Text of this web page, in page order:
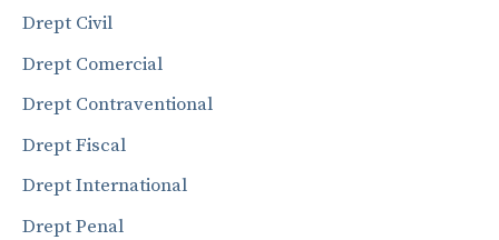
Drept Civil
Drept Comercial
Drept Contraventional
Drept Fiscal
Drept International
Drept Penal